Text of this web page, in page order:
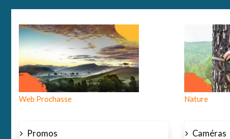
Web Prochasse
Promos
Nature
Caméras